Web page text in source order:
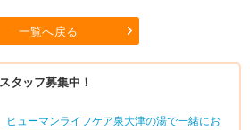
一覧へ戻る
スタッフ募集中！
ヒューマンライフケア泉大津の湯で一緒にお